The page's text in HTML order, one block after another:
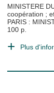
MINISTERE
coopération ;
PARIS :
100 p.
Plus